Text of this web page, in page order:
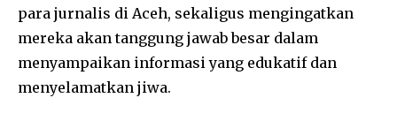
para jurnalis di Aceh, sekaligus mengingatkan
mereka akan tanggung jawab besar dalam
menyampaikan informasi yang edukatif dan
menyelamatkan jiwa.